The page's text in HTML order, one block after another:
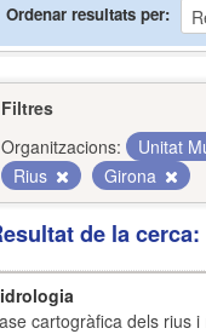
Ordenar resultats per
Filtres
Organitzacions:
Unitat
Rius
Girona
de la
cartogràfica dels rius